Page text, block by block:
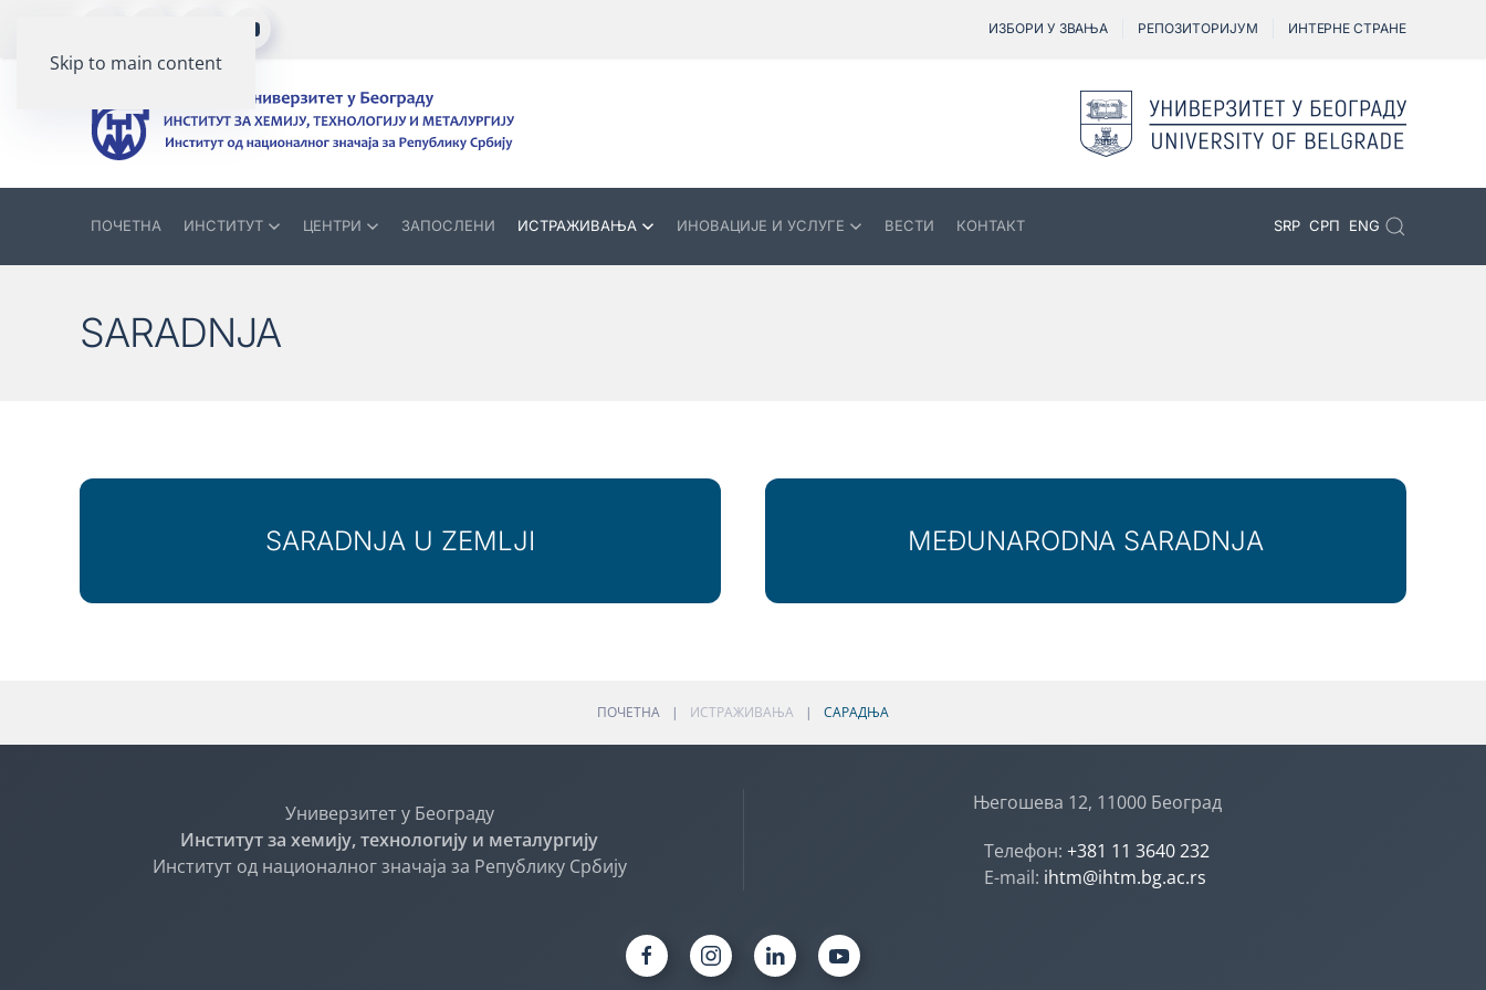
Skip to main content
ИЗБОРИ У ЗВАЊА РЕПОЗИТОРИЈУМ ИНТЕРНЕ СТРАНЕ
ПОЧЕТНА ИНСТИТУТ ЦЕНТРИ ЗАПОСЛЕНИ ИСТРАЖИВАЊА ИНОВАЦИЈЕ И УСЛУГЕ ВЕСТИ КОНТАКТ SRP СРП ENG
SARADNJA
SARADNJA U ZEMLJI MEĐUNARODNA SARADNJA
ПОЧЕТНА ИСТРАЖИВАЊА САРАДЊА
Универзитет у Београду
Институт за хемију, технологију и металургију
Институт од националног значаја за Републику Србију
Његошева 12, 11000 Београд
Телефон: +381 11 3640 232
E-mail: ihtm@ihtm.bg.ac.rs